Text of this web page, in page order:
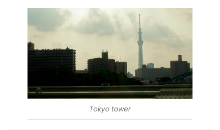
Tokyo tower